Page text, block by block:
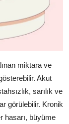
miktara ve
Akut
sarılık ve
görülebilir. Kronik
hasarı, büyüme